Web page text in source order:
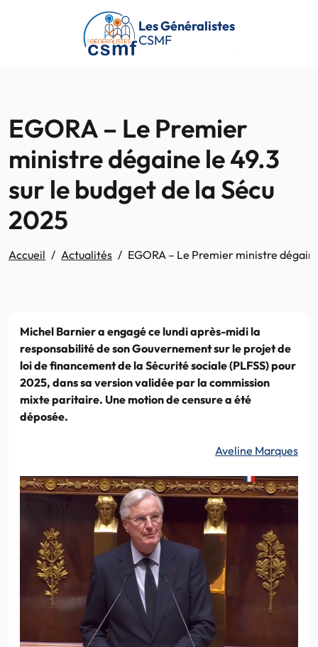
Passer au contenu principal
Les Généralistes
CSMF
EGORA – Le Premier
ministre dégaine le 49.3
sur le budget de la Sécu
2025
Accueil Actualités EGORA – Le Premier ministre
Michel Barnier a engagé ce lundi après-midi la
responsabilité de son Gouvernement sur le projet de
loi de financement de la Sécurité sociale (PLFSS) pour
2025, dans sa version validée par la commission
mixte paritaire. Une motion de censure a été
déposée.
Aveline Marques